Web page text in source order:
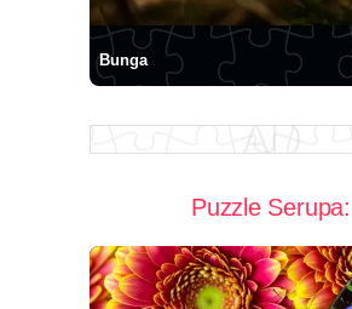
Bunga
Puzzle Serupa: